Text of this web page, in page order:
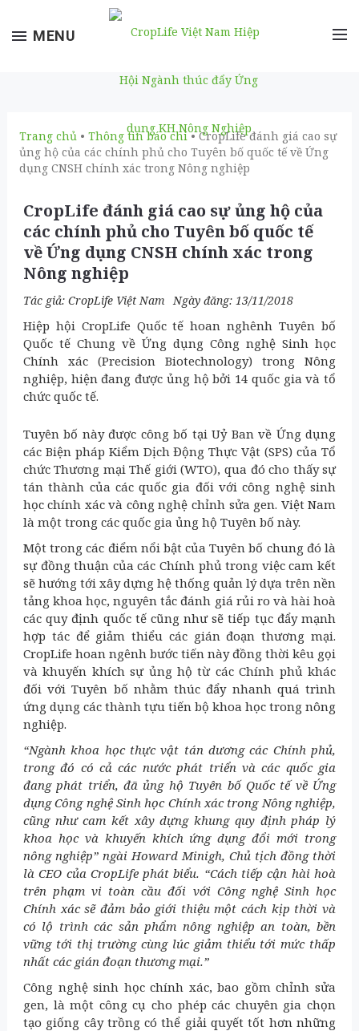
ToggleMENU
Trang chủ• Thông tin báo chí• CropLife đánh giá cao sự
ủng hộ của các chính phủ cho Tuyên bố quốc tế về Ứng
dụng CNSH chính xác trong Nông nghiệp
CropLife đánh giá cao sự ủng hộ của
các chính phủ cho Tuyên bố quốc tế
về Ứng dụng CNSH chính xác trong
Nông nghiệp
Tác giả: CropLife Việt Nam Ngày đăng: 13/11/2018
Hiệp hội CropLife Quốc tế hoan nghênh Tuyên bố
Quốc tế Chung về Ứng dụng Công nghệ Sinh học
Chính xác (Precision Biotechnology) trong Nông
nghiệp, hiện đang được ủng hộ bởi 14 quốc gia và tổ
chức quốc tế.
Tuyên bố này được công bố tại Uỷ Ban về Ứng dụng
các Biện pháp Kiểm Dịch Động Thực Vật (SPS) của Tổ
chức Thương mại Thế giới (WTO), qua đó cho thấy sự
tán thành của các quốc gia đối với công nghệ sinh
học chính xác và công nghệ chỉnh sửa gen. Việt Nam
là một trong các quốc gia ủng hộ Tuyên bố này.
Một trong các điểm nổi bật của Tuyên bố chung đó là
sự đồng thuận của các Chính phủ trong việc cam kết
sẽ hướng tới xây dựng hệ thống quản lý dựa trên nền
tảng khoa học, nguyên tắc đánh giá rủi ro và hài hoà
các quy định quốc tế cũng như sẽ tiếp tục đẩy mạnh
hợp tác để giảm thiểu các gián đoạn thương mại.
CropLife hoan ngênh bước tiến này đồng thời kêu gọi
và khuyến khích sự ủng hộ từ các Chính phủ khác
đối với Tuyên bố nhằm thúc đẩy nhanh quá trình
ứng dụng các thành tựu tiến bộ khoa học trong nông
nghiệp.
“Ngành khoa học thực vật tán dương các Chính phủ,
trong đó có cả các nước phát triển và các quốc gia
đang phát triển, đã ủng hộ Tuyên bố Quốc tế về Ứng
dụng Công nghệ Sinh học Chính xác trong Nông nghiệp,
cũng như cam kết xây dựng khung quy định pháp lý
khoa học và khuyến khích ứng dụng đổi mới trong
nông nghiệp” ngài Howard Minigh, Chủ tịch đồng thời
là CEO của CropLife phát biểu. “Cách tiếp cận hài hoà
trên phạm vi toàn cầu đối với Công nghệ Sinh học
Chính xác sẽ đảm bảo giới thiệu một cách kịp thời và
có lộ trình các sản phẩm nông nghiệp an toàn, bền
vững tới thị trường cùng lúc giảm thiểu tới mức thấp
nhất các gián đoạn thương mại.”
Công nghệ sinh học chính xác, bao gồm chỉnh sửa
gen, là một công cụ cho phép các chuyên gia chọn
tạo giống cây trồng có thể giải quyết tốt hơn những